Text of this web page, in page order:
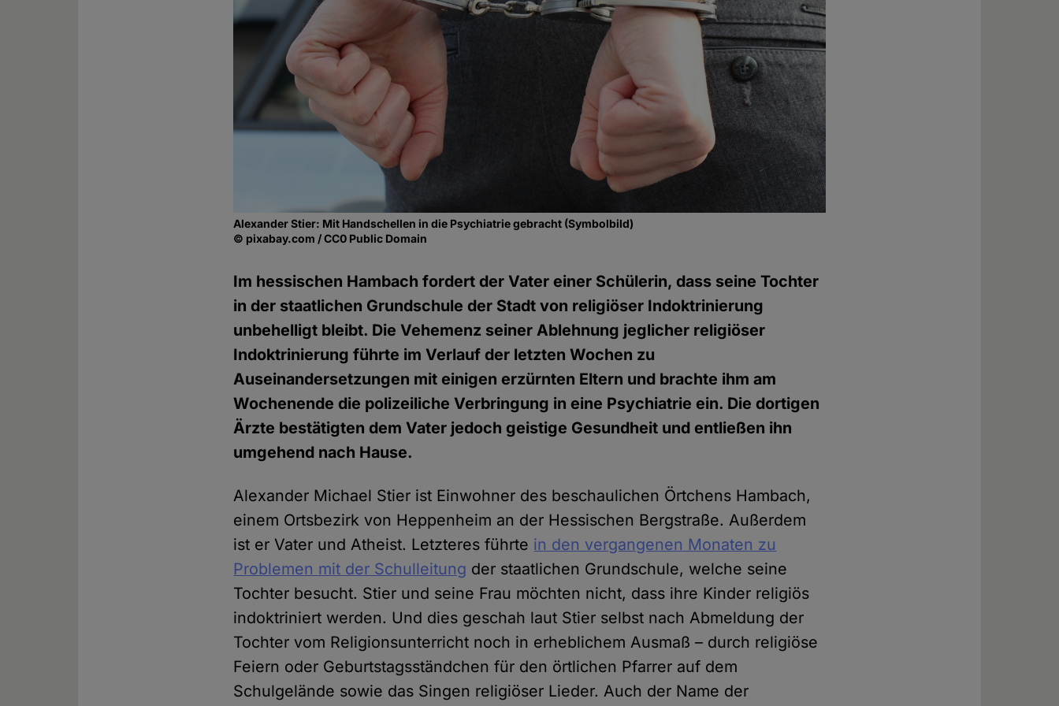
Alexander Stier: Mit Handschellen in die Psychiatrie gebracht (Symbolbild)
© pixabay.com / CC0 Public Domain
Im hessischen Hambach fordert der Vater einer Schülerin, dass seine Tochter
in der staatlichen Grundschule der Stadt von religiöser Indoktrinierung
unbehelligt bleibt. Die Vehemenz seiner Ablehnung jeglicher religiöser
Indoktrinierung führte im Verlauf der letzten Wochen zu
Auseinandersetzungen mit einigen erzürnten Eltern und brachte ihm am
Wochenende die polizeiliche Verbringung in eine Psychiatrie ein. Die dortigen
Ärzte bestätigten dem Vater jedoch geistige Gesundheit und entließen ihn
umgehend nach Hause.
Alexander Michael Stier ist Einwohner des beschaulichen Örtchens Hambach,
einem Ortsbezirk von Heppenheim an der Hessischen Bergstraße. Außerdem
ist er Vater und Atheist. Letzteres führte in den vergangenen Monaten zu
Problemen mit der Schulleitung der staatlichen Grundschule, welche seine
Tochter besucht. Stier und seine Frau möchten nicht, dass ihre Kinder religiös
indoktriniert werden. Und dies geschah laut Stier selbst nach Abmeldung der
Tochter vom Religionsunterricht noch in erheblichem Ausmaß – durch religiöse
Feiern oder Geburtstagsständchen für den örtlichen Pfarrer auf dem
Schulgelände sowie das Singen religiöser Lieder. Auch der Name der